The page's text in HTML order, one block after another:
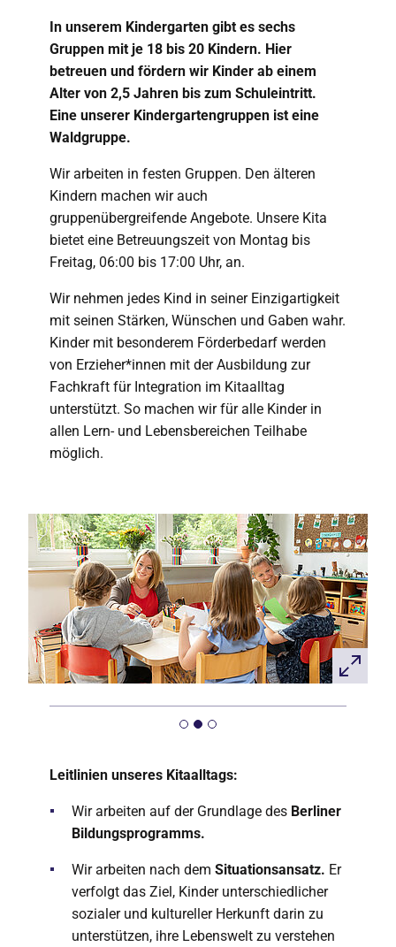
In unserem Kindergarten gibt es sechs
Gruppen mit je 18 bis 20 Kindern. Hier
betreuen und fördern wir Kinder ab einem
Alter von 2,5 Jahren bis zum Schuleintritt.
Eine unserer Kindergartengruppen ist eine
Waldgruppe.
Wir arbeiten in festen Gruppen. Den älteren
Kindern machen wir auch
gruppenübergreifende Angebote. Unsere Kita
bietet eine Betreuungszeit von Montag bis
Freitag, 06:00 bis 17:00 Uhr, an.
Wir nehmen jedes Kind in seiner Einzigartigkeit
mit seinen Stärken, Wünschen und Gaben wahr.
Kinder mit besonderem Förderbedarf werden
von Erzieher*innen mit der Ausbildung zur
Fachkraft für Integration im Kitaalltag
unterstützt. So machen wir für alle Kinder in
allen Lern- und Lebensbereichen Teilhabe
möglich.
Leitlinien unseres Kitaalltags:
Wir arbeiten auf der Grundlage des Berliner
Bildungsprogramms.
Wir arbeiten nach dem Situationsansatz. Er
verfolgt das Ziel, Kinder unterschiedlicher
sozialer und kultureller Herkunft darin zu
unterstützen, ihre Lebenswelt zu verstehen